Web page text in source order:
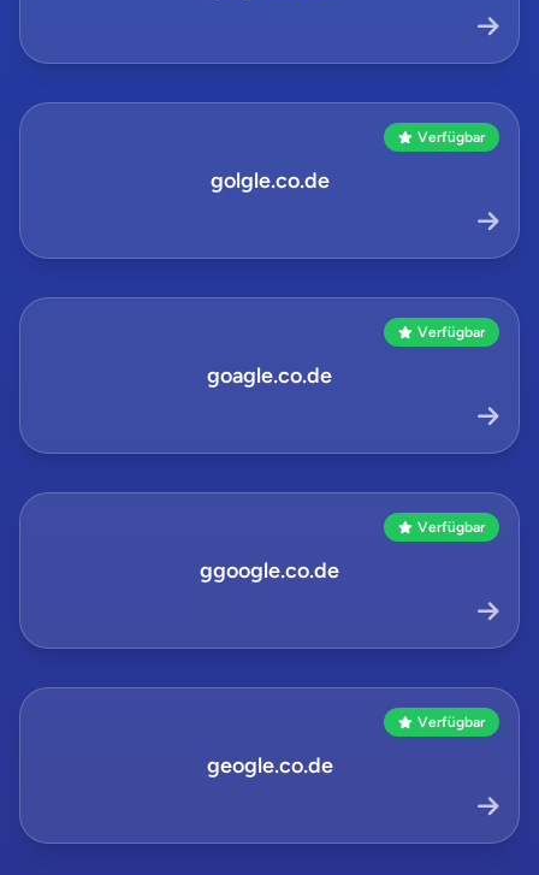
Verfügbar
golgle.co.de
Verfügbar
goagle.co.de
Verfügbar
ggoogle.co.de
Verfügbar
geogle.co.de